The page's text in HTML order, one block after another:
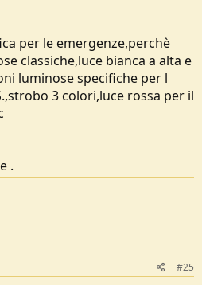
per le emergenze,perchè
classiche,luce bianca a alta e
luminose specifiche per l
3 colori,luce rossa per il
.
#25